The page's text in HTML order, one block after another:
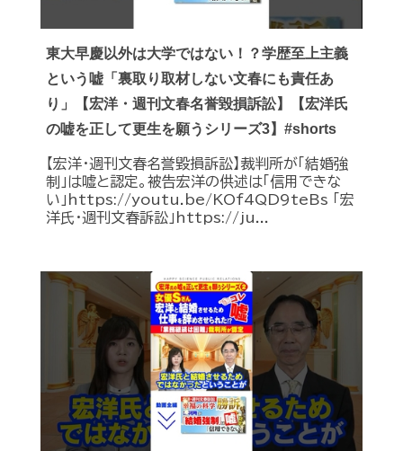
東大早慶以外は大学ではない！？学歴至上主義
という嘘「裏取り取材しない文春にも責任あ
り」【宏洋・週刊文春名誉毀損訴訟】【宏洋氏
の嘘を正して更生を願うシリーズ3】#shorts
【宏洋・週刊文春名誉毀損訴訟】裁判所が「結婚強
制」は嘘と認定。被告宏洋の供述は「信用できな
い」https://youtu.be/KOf4QD9teBs 「宏
洋氏・週刊文春訴訟」https://ju...